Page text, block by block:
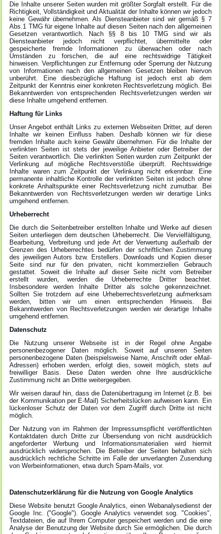
Die Inhalte unserer Seiten wurden mit größter Sorgfalt erstellt. Für die
Richtigkeit, Vollständigkeit und Aktualität der Inhalte können wir jedoch
keine Gewähr übernehmen. Als Diensteanbieter sind wir gemäß § 7
Abs.1 TMG für eigene Inhalte auf diesen Seiten nach den allgemeinen
Gesetzen verantwortlich. Nach §§ 8 bis 10 TMG sind wir als
Diensteanbieter jedoch nicht verpflichtet, übermittelte oder
gespeicherte fremde Informationen zu überwachen oder nach
Umständen zu forschen, die auf eine rechtswidrige Tätigkeit
hinweisen. Verpflichtungen zur Entfernung oder Sperrung der Nutzung
von Informationen nach den allgemeinen Gesetzen bleiben hiervon
unberührt. Eine diesbezügliche Haftung ist jedoch erst ab dem
Zeitpunkt der Kenntnis einer konkreten Rechtsverletzung möglich. Bei
Bekanntwerden von entsprechenden Rechtsverletzungen werden wir
diese Inhalte umgehend entfernen.
Haftung für Links
Unser Angebot enthält Links zu externen Webseiten Dritter, auf deren
Inhalte wir keinen Einfluss haben. Deshalb können wir für diese
fremden Inhalte auch keine Gewähr übernehmen. Für die Inhalte der
verlinkten Seiten ist stets der jeweilige Anbieter oder Betreiber der
Seiten verantwortlich. Die verlinkten Seiten wurden zum Zeitpunkt der
Verlinkung auf mögliche Rechtsverstöße überprüft. Rechtswidrige
Inhalte waren zum Zeitpunkt der Verlinkung nicht erkennbar. Eine
permanente inhaltliche Kontrolle der verlinkten Seiten ist jedoch ohne
konkrete Anhaltspunkte einer Rechtsverletzung nicht zumutbar. Bei
Bekanntwerden von Rechtsverletzungen werden wir derartige Links
umgehend entfernen.
Urheberrecht
Die durch die Seitenbetreiber erstellten Inhalte und Werke auf diesen
Seiten unterliegen dem deutschen Urheberrecht. Die Vervielfältigung,
Bearbeitung, Verbreitung und jede Art der Verwertung außerhalb der
Grenzen des Urheberrechtes bedürfen der schriftlichen Zustimmung
des jeweiligen Autors bzw. Erstellers. Downloads und Kopien dieser
Seite sind nur für den privaten, nicht kommerziellen Gebrauch
gestattet. Soweit die Inhalte auf dieser Seite nicht vom Betreiber
erstellt wurden, werden die Urheberrechte Dritter beachtet.
Insbesondere werden Inhalte Dritter als solche gekennzeichnet.
Sollten Sie trotzdem auf eine Urheberrechtsverletzung aufmerksam
werden, bitten wir um einen entsprechenden Hinweis. Bei
Bekanntwerden von Rechtsverletzungen werden wir derartige Inhalte
umgehend entfernen.
Datenschutz
Die Nutzung unserer Webseite ist in der Regel ohne Angabe
personenbezogener Daten möglich. Soweit auf unseren Seiten
personenbezogene Daten (beispielsweise Name, Anschrift oder eMail-
Adressen) erhoben werden, erfolgt dies, soweit möglich, stets auf
freiwilliger Basis. Diese Daten werden ohne Ihre ausdrückliche
Zustimmung nicht an Dritte weitergegeben.
Wir weisen darauf hin, dass die Datenübertragung im Internet (z.B. bei
der Kommunikation per E-Mail) Sicherheitslücken aufweisen kann. Ein
lückenloser Schutz der Daten vor dem Zugriff durch Dritte ist nicht
möglich.
Der Nutzung von im Rahmen der Impressumspflicht veröffentlichten
Kontaktdaten durch Dritte zur Übersendung von nicht ausdrücklich
angeforderter Werbung und Informationsmaterialien wird hiermit
ausdrücklich widersprochen. Die Betreiber der Seiten behalten sich
ausdrücklich rechtliche Schritte im Falle der unverlangten Zusendung
von Werbeinformationen, etwa durch Spam-Mails, vor.
Datenschutzerklärung für die Nutzung von Google Analytics
Diese Website benutzt Google Analytics, einen Webanalysedienst der
Google Inc. ("Google"). Google Analytics verwendet sog. "Cookies",
Textdateien, die auf Ihrem Computer gespeichert werden und die eine
Analyse der Benutzung der Website durch Sie ermöglichen. Die durch